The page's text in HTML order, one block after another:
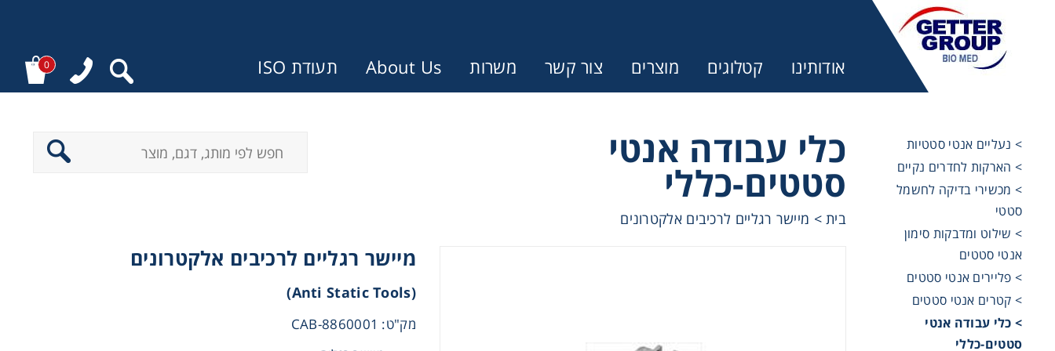
אודותינו קטלוגים מוצרים צור קשר משרות About Us תעודת ISO 0
> נעליים אנטי סטטיות
> הארקות לחדרים נקיים
> מכשירי בדיקה לחשמל
סטטי
> שילוט ומדבקות סימון
אנטי סטטים
> פליירים אנטי סטטים
> קטרים אנטי סטטים
> כלי עבודה אנטי
סטטים-כללי
כלי עבודה אנטי
סטטים-כללי
בית> מיישר רגליים לרכיבים אלקטרונים
מיישר רגליים לרכיבים אלקטרונים
(anti Static Tools)
מק"ט: CAB-8860001
Contact form not found.
מעונין לקבל הצעת מחיר או מידע עבור:
Concentration